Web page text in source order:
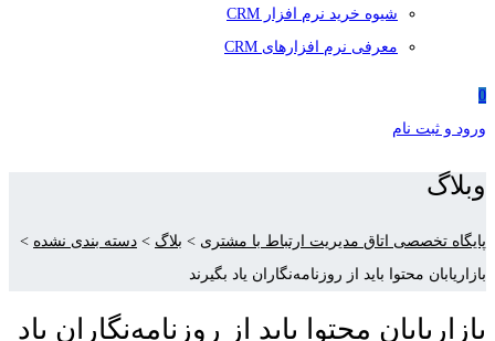
شیوه خرید نرم افزار CRM
معرفی نرم افزارهای CRM
0
ورود و ثبت نام
وبلاگ
پایگاه تخصصی اتاق مدیریت ارتباط با مشتری > بلاگ > دسته بندی نشده >
بازاریابان محتوا باید از روزنامه‌نگاران یاد بگیرند
بازاریابان محتوا باید از روزنامه‌نگاران یاد